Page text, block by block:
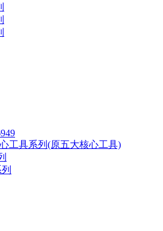
工具系列(原五大核心工具)